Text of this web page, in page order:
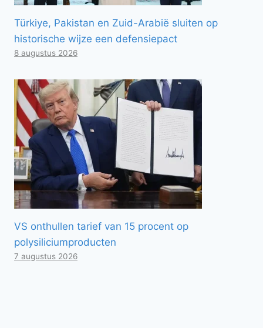
Türkiye, Pakistan en Zuid-Arabië sluiten op
historische wijze een defensiepact
8 augustus 2026
VS onthullen tarief van 15 procent op
polysiliciumproducten
7 augustus 2026